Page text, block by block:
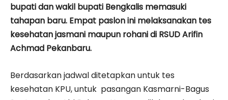
bupati dan wakil bupati Bengkalis memasuki
tahapan baru. Empat paslon ini melaksanakan tes
kesehatan jasmani maupun rohani di RSUD Arifin
Achmad Pekanbaru.
Berdasarkan jadwal ditetapkan untuk tes
kesehatan KPU, untuk pasangan Kasmarni-Bagus